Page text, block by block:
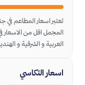
تعتبر اسعار المطاعم في
المجمل اقل من الاسعار
العربية و الشرقية و
اسعار التكاسي